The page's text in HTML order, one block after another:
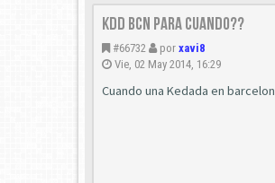
Kdd BCN para cuando??
#66732 por xavi8
Vie, 02 May 2014, 16:29
Cuando una Kedada en barcelon